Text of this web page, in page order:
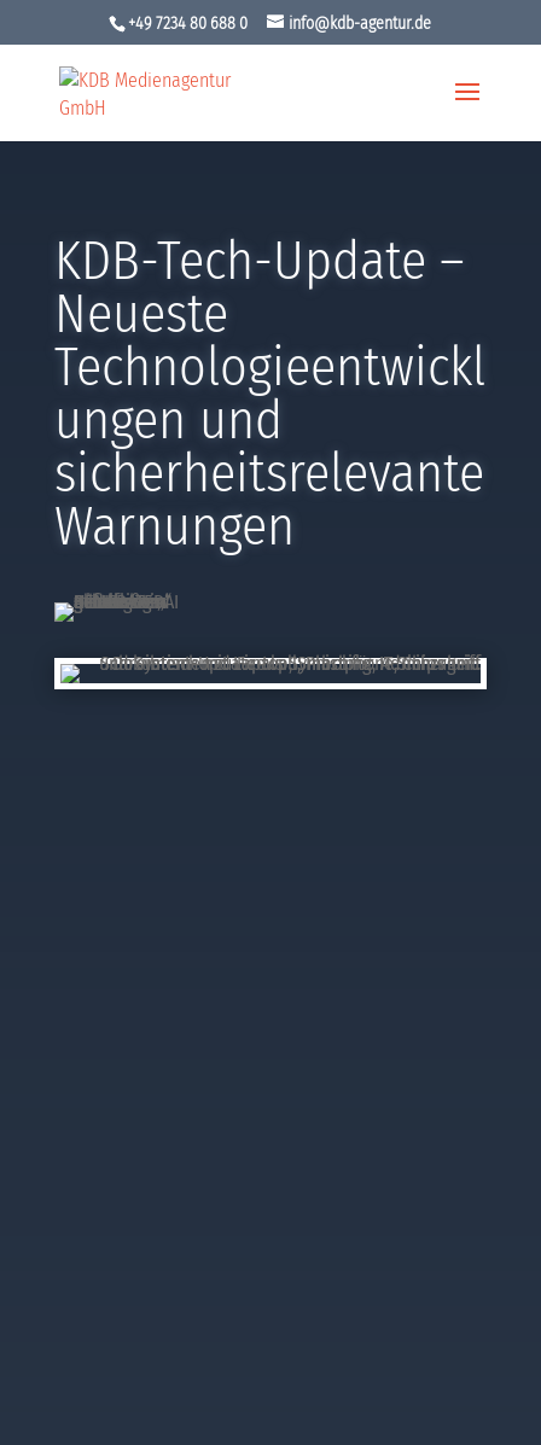
+49 7234 80 688 0 info@kdb-agentur.de
KDB-Tech-Update –
Neueste
Technologieentwickl
ungen und
sicherheitsrelevante
Warnungen